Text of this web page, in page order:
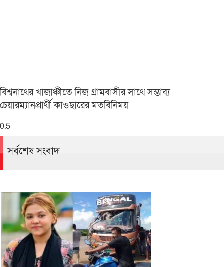
বিশ্বনাথের খাজাঞ্চীতে নিজ গ্রামবাসীর সাথে সম্ভাব্য
চেয়ারম্যানপ্রার্থী কাওছারের মতবিনিময়
সর্বশেষ সংবাদ